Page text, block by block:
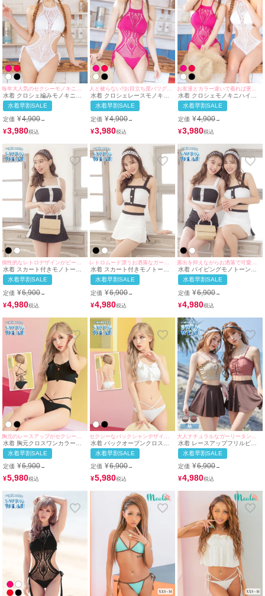
水着 クロシェ編みモノキニハ
イネックホルターネックビキニ
水着早割SALE
定価 ¥4,900→
¥3,980
水着 クロシェレースモノキニ
ハイネックビキニ
水着早割SALE
定価 ¥4,900→
¥3,980
お友達とカラー違いで着れば更にお目立ち度UP♪
水着 クロシェモノキニハイネ
ックビキニ
水着早割SALE
定価 ¥4,900→
¥3,980
水着 スカート付きモノトーン
デザインガーリー体型カバータ
ンキニガーリービキニ
水着早割SALE
定価 ¥6,900→
¥4,980
水着 スカート付きモノトーン
ガーリー体型カバービキニ
水着早割SALE
定価 ¥6,900→
¥4,980
露出を抑えながらお洒落で可愛い水着♪
水着 パイピングモノトーンデ
ザインガーリースカート付き体
型カバービキニ
水着早割SALE
定価 ¥6,900→
¥4,980
水着 胸元クロスワンカラーフ
リルビキニ
水着早割SALE
定価 ¥6,900→
¥5,980
水着 バックオープンクロスワ
ンカラーフリルビキニ
水着早割SALE
定価 ¥6,900→
¥5,980
水着 レースアップフリルビス
チェガーリーショートパンツ体
型カバーフレアスカートハイウ
エストビキニ
水着早割SALE
定価 ¥6,900→
¥4,980